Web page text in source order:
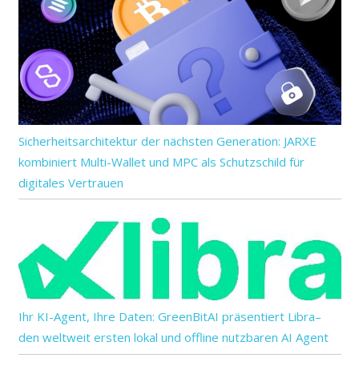
Sicherheitsarchitektur der nächsten Generation: JARXE
kombiniert Multi-Wallet und MPC als Schutzschild für
digitales Vertrauen
Ihr KI-Agent, Ihre Daten: GreenBitAI präsentiert Libra–
den weltweit ersten lokal und offline nutzbaren AI Agent